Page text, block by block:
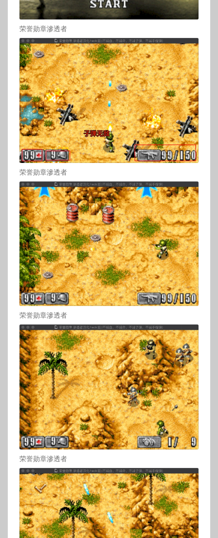
荣誉勋章滲透者
荣誉勋章滲透者
荣誉勋章滲透者
荣誉勋章滲透者